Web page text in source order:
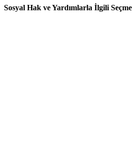
Sosyal Hak ve Yardımlarla İlgili